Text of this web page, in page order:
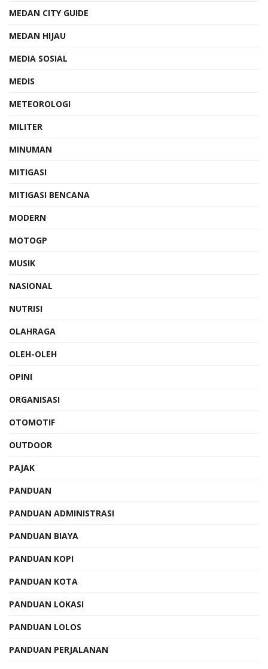
MEDAN CITY GUIDE
MEDAN HIJAU
MEDIA SOSIAL
MEDIS
METEOROLOGI
MILITER
MINUMAN
MITIGASI
MITIGASI BENCANA
MODERN
MOTOGP
MUSIK
NASIONAL
NUTRISI
OLAHRAGA
OLEH-OLEH
OPINI
ORGANISASI
OTOMOTIF
OUTDOOR
PAJAK
PANDUAN
PANDUAN ADMINISTRASI
PANDUAN BIAYA
PANDUAN KOPI
PANDUAN KOTA
PANDUAN LOKASI
PANDUAN LOLOS
PANDUAN PERJALANAN